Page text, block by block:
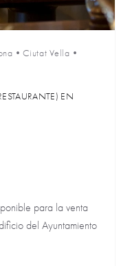
•Ciutat Vella •
EN
para la venta
del Ayuntamiento